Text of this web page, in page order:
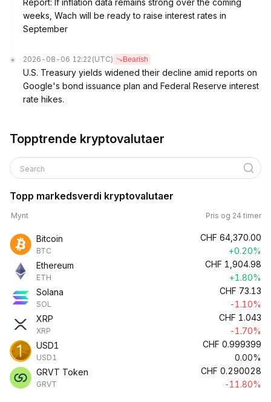
Report: If inflation data remains strong over the coming
weeks, Wach will be ready to raise interest rates in
September
2026-08-06 12:22 (UTC) Bearish
U.S. Treasury yields widened their decline amid reports on
Google's bond issuance plan and Federal Reserve interest
rate hikes.
Topptrende kryptovalutaer
Search
Topp markedsverdi kryptovalutaer
Mynt Pris og 24 timer
Bitcoin
BTC
CHF 64,370.00
+0.20%
Ethereum
ETH
CHF 1,904.98
+1.80%
Solana
SOL
CHF 73.13
-1.10%
XRP
XRP
CHF 1.043
-1.70%
USD1
USD1
CHF 0.999399
0.00%
GRVT Token
GRVT
CHF 0.290028
-11.80%